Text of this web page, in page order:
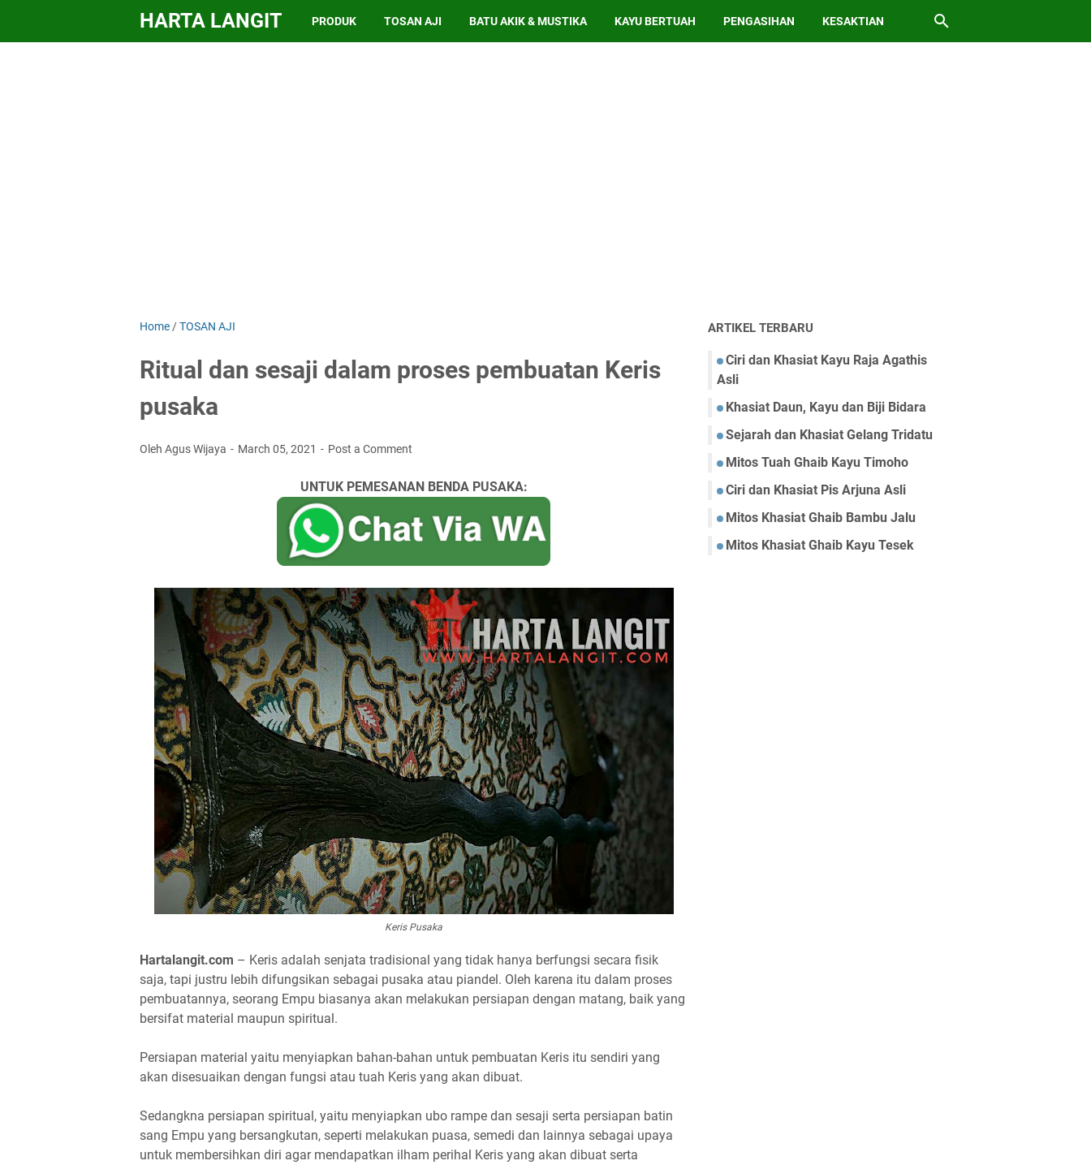
HARTA LANGIT PRODUK TOSAN AJI BATU AKIK & MUSTIKA KAYU BERTUAH PENGASIHAN KESAKTIAN
Home /TOSAN AJI
Ritual dan sesaji dalam proses pembuatan Keris
pusaka
Oleh Agus Wijaya March 05, 2021 Post a Comment
UNTUK PEMESANAN BENDA PUSAKA:
Keris Pusaka
Hartalangit.com – Keris adalah senjata tradisional yang tidak hanya berfungsi secara fisik
saja, tapi justru lebih difungsikan sebagai pusaka atau piandel. Oleh karena itu dalam proses
pembuatannya, seorang Empu biasanya akan melakukan persiapan dengan matang, baik yang
bersifat material maupun spiritual.
Persiapan material yaitu menyiapkan bahan-bahan untuk pembuatan Keris itu sendiri yang
akan disesuaikan dengan fungsi atau tuah Keris yang akan dibuat.
Sedangkna persiapan spiritual, yaitu menyiapkan ubo rampe dan sesaji serta persiapan batin
sang Empu yang bersangkutan, seperti melakukan puasa, semedi dan lainnya sebagai upaya
untuk membersihkan diri agar mendapatkan ilham perihal Keris yang akan dibuat serta
ARTIKEL TERBARU
Ciri dan Khasiat Kayu Raja Agathis
Asli
Khasiat Daun, Kayu dan Biji Bidara
Sejarah dan Khasiat Gelang Tridatu
Mitos Tuah Ghaib Kayu Timoho
Ciri dan Khasiat Pis Arjuna Asli
Mitos Khasiat Ghaib Bambu Jalu
Mitos Khasiat Ghaib Kayu Tesek